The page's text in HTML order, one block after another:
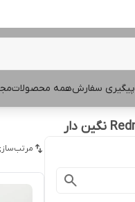
پیگیری سفارشهمه محصولات